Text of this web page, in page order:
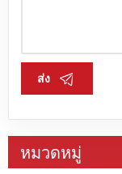
ส่ง
หมวดหมู่